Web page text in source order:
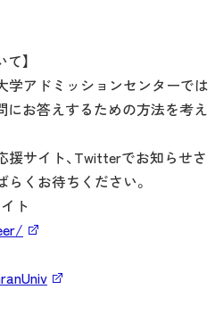
】
学アドミッションセンターでは
にお答えするための方法を考え
援サイト、Twitterでお知らせさ
くお待ちください。
ト